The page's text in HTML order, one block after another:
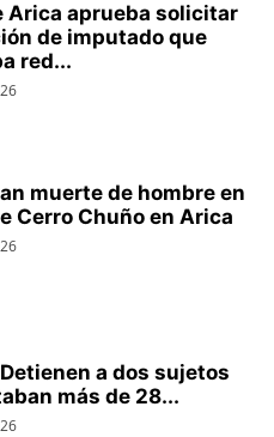
Arica aprueba solicitar
de imputado que
red...
muerte de hombre en
Cerro Chuño en Arica
a dos sujetos
más de 28...